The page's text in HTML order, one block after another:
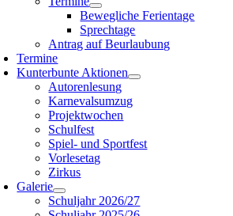
Bewegliche Ferientage
Sprechtage
Antrag auf Beurlaubung
Termine
Kunterbunte Aktionen
Autorenlesung
Karnevalsumzug
Projektwochen
Schulfest
Spiel- und Sportfest
Vorlesetag
Zirkus
Galerie
Schuljahr 2026/27